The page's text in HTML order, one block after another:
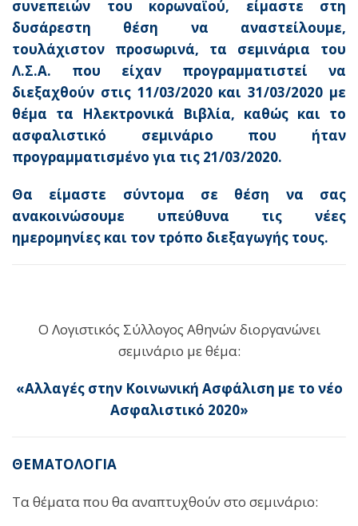
συνεπειών του κορωναϊού, είμαστε στη
δυσάρεστη θέση να αναστείλουμε,
τουλάχιστον προσωρινά, τα σεμινάρια του
Λ.Σ.Α. που είχαν προγραμματιστεί να
διεξαχθούν στις 11/03/2020 και 31/03/2020 με
θέμα τα Ηλεκτρονικά Βιβλία, καθώς και το
ασφαλιστικό σεμινάριο που ήταν
προγραμματισμένο για τις 21/03/2020.
Θα είμαστε σύντομα σε θέση να σας
ανακοινώσουμε υπεύθυνα τις νέες
ημερομηνίες και τον τρόπο διεξαγωγής τους.
Ο Λογιστικός Σύλλογος Αθηνών διοργανώνει
σεμινάριο με θέμα:
«Αλλαγές στην Κοινωνική Ασφάλιση με το νέο
Ασφαλιστικό 2020»
ΘΕΜΑΤΟΛΟΓΙΑ
Τα θέματα που θα αναπτυχθούν στο σεμινάριο: